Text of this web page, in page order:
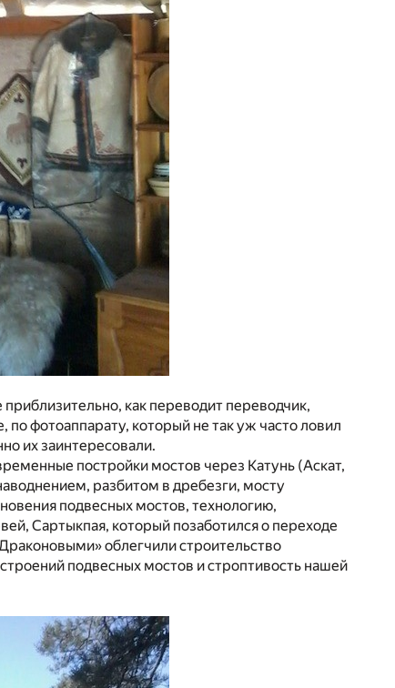
как переводит переводчик,
по фотоаппарату, который не так уж часто ловил
их заинтересовали.
постройки мостов через Катунь (Аскат,
разбитом в дребезги, мосту
подвесных мостов, технологию,
Сартыкпая, который позаботился о переходе
облегчили строительство
подвесных мостов и строптивость нашей